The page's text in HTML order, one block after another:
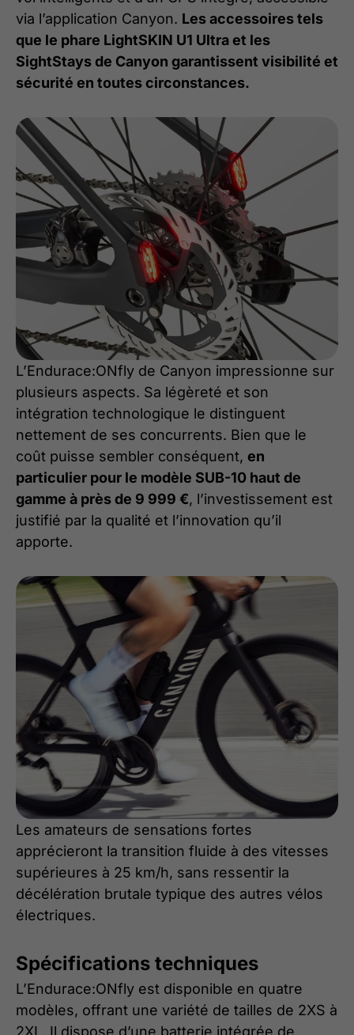
via l’application Canyon. Les accessoires tels
que le phare LightSKIN U1 Ultra et les
SightStays de Canyon garantissent visibilité et
sécurité en toutes circonstances.
L’Endurace:ONfly de Canyon impressionne sur
plusieurs aspects. Sa légèreté et son
intégration technologique le distinguent
nettement de ses concurrents. Bien que le
coût puisse sembler conséquent, en
particulier pour le modèle SUB-10 haut de
gamme à près de 9 999 €, l’investissement est
justifié par la qualité et l’innovation qu’il
apporte.
Les amateurs de sensations fortes
apprécieront la transition fluide à des vitesses
supérieures à 25 km/h, sans ressentir la
décélération brutale typique des autres vélos
électriques.
Spécifications techniques
L’Endurace:ONfly est disponible en quatre
modèles, offrant une variété de tailles de 2XS à
2XL. Il dispose d’une batterie intégrée de